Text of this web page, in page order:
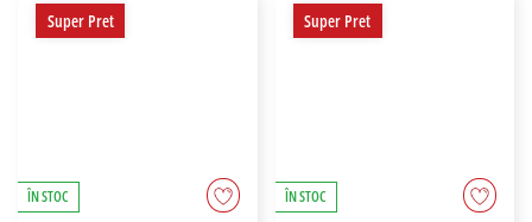
Super Pret
ÎN STOC
Super Pret
ÎN STOC